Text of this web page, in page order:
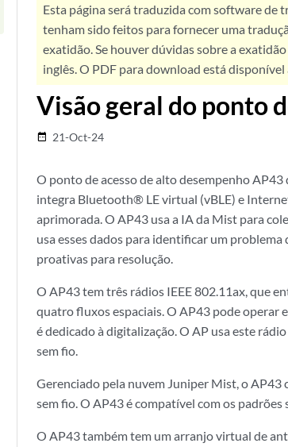
Esta página será traduzida com software de
tenham sido feitos para fornecer uma
exatidão. Se houver dúvidas sobre a
inglês. O PDF para download está disponível
Visão geral do ponto
date_range 21-Oct-24
O ponto de acesso de alto desempenho
integra Bluetooth® LE virtual (vBLE) e
aprimorada. O AP43 usa a IA da Mist para
usa esses dados para identificar um
proativas para resolução.
O AP43 tem três rádios IEEE 802.11ax, que
quatro fluxos espaciais. O AP43 pode operar
é dedicado à digitalização. O AP usa este
sem fio.
Gerenciado pela nuvem Juniper Mist, o AP43
sem fio. O AP43 é compatível com os
O AP43 também tem um arranjo virtual de